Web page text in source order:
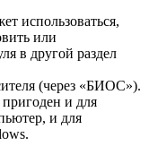
использоваться,
или
в другой раздел
(через «БИОС»).
и для
и для